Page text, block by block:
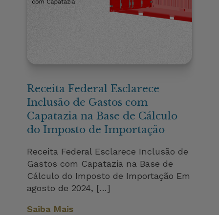
Receita Federal Esclarece
Inclusão de Gastos com
Capatazia na Base de Cálculo
do Imposto de Importação
Receita Federal Esclarece Inclusão de
Gastos com Capatazia na Base de
Cálculo do Imposto de Importação Em
agosto de 2024, […]
Saiba Mais